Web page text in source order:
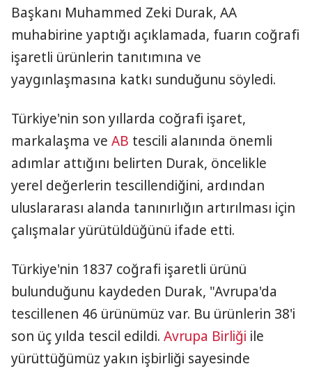
Başkanı Muhammed Zeki Durak, AA
muhabirine yaptığı açıklamada, fuarın coğrafi
işaretli ürünlerin tanıtımına ve
yaygınlaşmasına katkı sunduğunu söyledi.
Türkiye'nin son yıllarda coğrafi işaret,
markalaşma ve AB tescili alanında önemli
adımlar attığını belirten Durak, öncelikle
yerel değerlerin tescillendiğini, ardından
uluslararası alanda tanınırlığın artırılması için
çalışmalar yürütüldüğünü ifade etti.
Türkiye'nin 1837 coğrafi işaretli ürünü
bulunduğunu kaydeden Durak, "Avrupa'da
tescillenen 46 ürünümüz var. Bu ürünlerin 38'i
son üç yılda tescil edildi. Avrupa Birliği ile
yürüttüğümüz yakın işbirliği sayesinde